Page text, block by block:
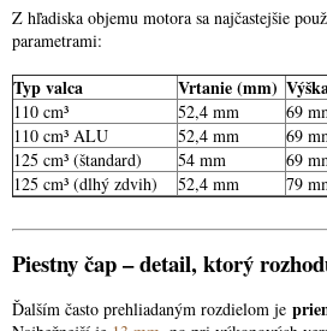
Z hľadiska objemu motora sa najčastejšie
parametrami:
Typ valca Vrtanie (mm)
110 cm³ 52,4 mm 69
110 cm³ ALU
52,4 mm 69
125 cm³ (štandard)
54 mm 69
125 cm³ (dlhý zdvih)
52,4 mm 79
Piestny čap – detail, ktorý
Ďalším často prehliadaným rozdielom je